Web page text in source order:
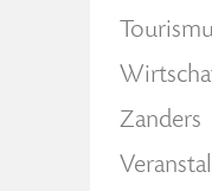
Zanders